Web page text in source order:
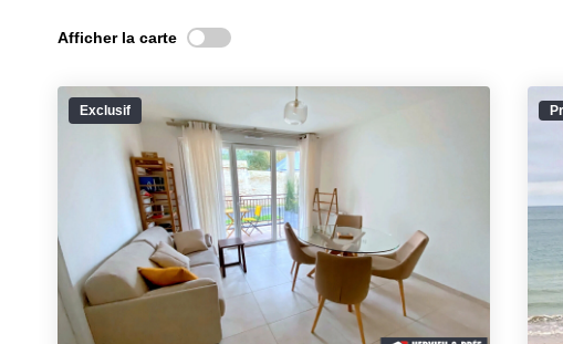
Afficher la carte
Exclusif